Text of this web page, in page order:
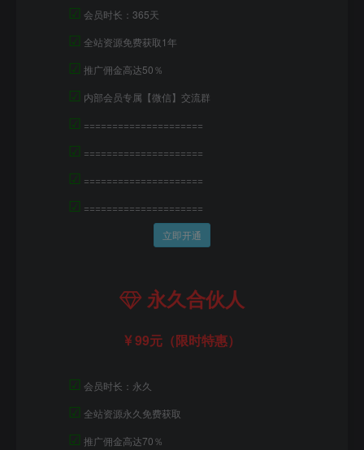
☑ 会员时长：365天
☑ 全站资源免费获取1年
☑ 推广佣金高达50％
☑ 内部会员专属【微信】交流群
☑ =====================
☑ =====================
☑ =====================
☑ =====================
立即开通
永久合伙人
99元（限时特惠）
☑ 会员时长：永久
☑ 全站资源永久免费获取
☑ 推广佣金高达70％